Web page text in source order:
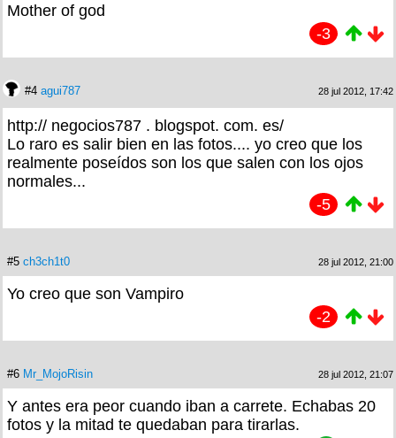
Mother of god
-3
#4 agui787 28 jul 2012, 17:42
http:// negocios787 . blogspot. com. es/
Lo raro es salir bien en las fotos.... yo creo que los
realmente poseídos son los que salen con los ojos
normales...
-5
#5 ch3ch1t0 28 jul 2012, 21:00
Yo creo que son Vampiro
-2
#6 Mr_MojoRisin 28 jul 2012, 21:07
Y antes era peor cuando iban a carrete. Echabas 20
fotos y la mitad te quedaban para tirarlas.